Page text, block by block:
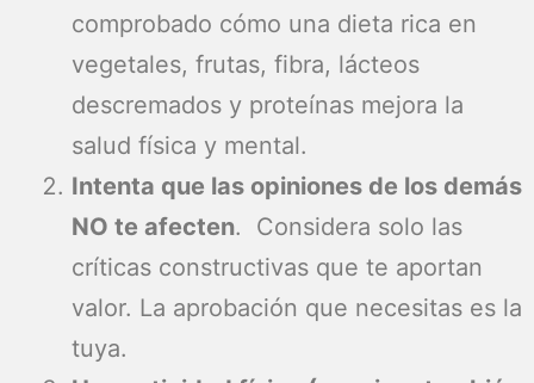
comprobado cómo una dieta rica en
vegetales, frutas, fibra, lácteos
descremados y proteínas mejora la
salud física y mental.
Intenta que las opiniones de los demás
NO te afecten. Considera solo las
críticas constructivas que te aportan
valor. La aprobación que necesitas es la
tuya.